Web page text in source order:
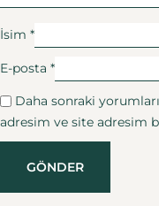
İsim *
E-posta *
Daha sonraki
adresim ve site adresim